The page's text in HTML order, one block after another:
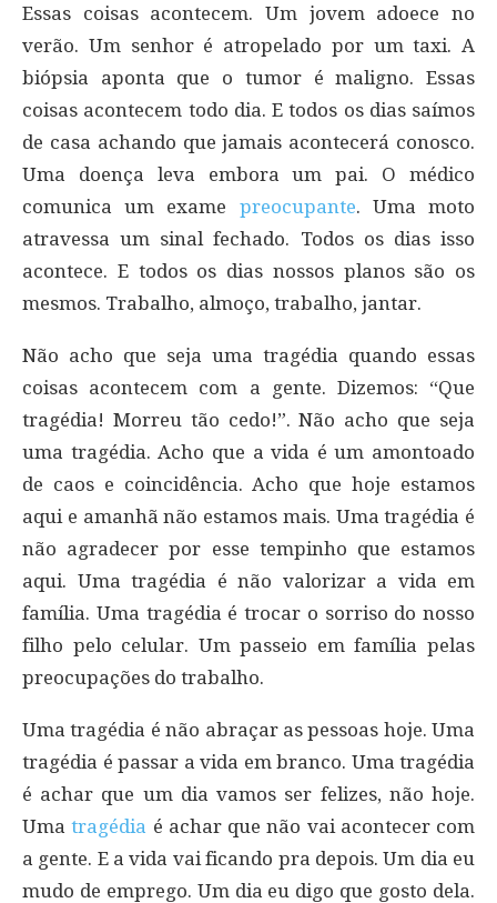
Essas coisas acontecem. Um jovem adoece no
verão. Um senhor é atropelado por um taxi. A
biópsia aponta que o tumor é maligno. Essas
coisas acontecem todo dia. E todos os dias saímos
de casa achando que jamais acontecerá conosco.
Uma doença leva embora um pai. O médico
comunica um exame preocupante. Uma moto
atravessa um sinal fechado. Todos os dias isso
acontece. E todos os dias nossos planos são os
mesmos. Trabalho, almoço, trabalho, jantar.
Não acho que seja uma tragédia quando essas
coisas acontecem com a gente. Dizemos: “Que
tragédia! Morreu tão cedo!”. Não acho que seja
uma tragédia. Acho que a vida é um amontoado
de caos e coincidência. Acho que hoje estamos
aqui e amanhã não estamos mais. Uma tragédia é
não agradecer por esse tempinho que estamos
aqui. Uma tragédia é não valorizar a vida em
família. Uma tragédia é trocar o sorriso do nosso
filho pelo celular. Um passeio em família pelas
preocupações do trabalho.
Uma tragédia é não abraçar as pessoas hoje. Uma
tragédia é passar a vida em branco. Uma tragédia
é achar que um dia vamos ser felizes, não hoje.
Umatragédia é achar que não vai acontecer com
a gente. E a vida vai ficando pra depois. Um dia eu
mudo de emprego. Um dia eu digo que gosto dela.